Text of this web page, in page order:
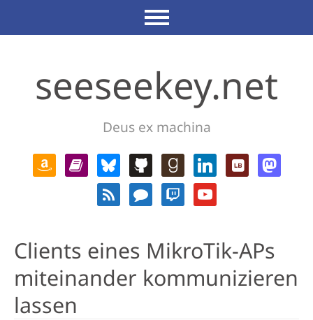
seeseekey.net
Deus ex machina
Clients eines MikroTik-APs
miteinander kommunizieren
lassen